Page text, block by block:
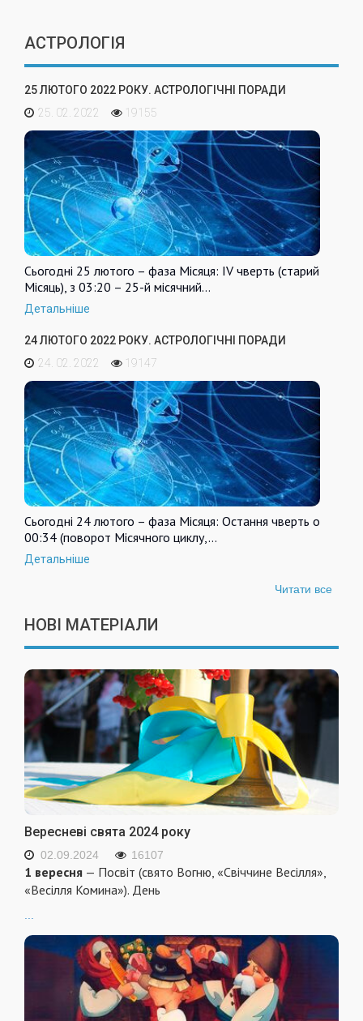
АСТРОЛОГІЯ
25 ЛЮТОГО 2022 РОКУ. АСТРОЛОГІЧНІ ПОРАДИ
25. 02. 2022
19155
Сьогодні 25 лютого – фаза Місяця: IV чверть (старий
Місяць), з 03:20 – 25-й місячний…
Детальніше
24 ЛЮТОГО 2022 РОКУ. АСТРОЛОГІЧНІ ПОРАДИ
24. 02. 2022
19147
Сьогодні 24 лютого – фаза Місяця: Остання чверть о
00:34 (поворот Місячного циклу,…
Детальніше
Читати все
НОВІ МАТЕРІАЛИ
Вересневі свята 2024 року
02.09.2024 16107
1 вересня — Посвіт (свято Вогню, «Свіччине Весілля»,
«Весілля Комина»). День
...